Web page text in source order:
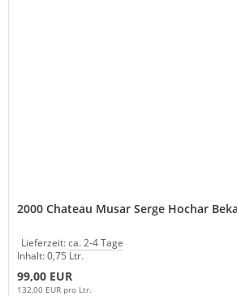
2000 Chateau Musar Serge Hochar
Lieferzeit:ca. 2-4 Tage
Inhalt: 0,75 Ltr.
99,00 EUR
132,00 EUR pro Ltr.